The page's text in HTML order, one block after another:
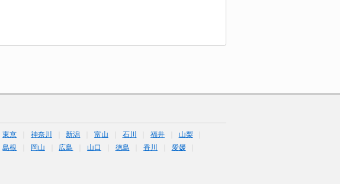
東京 神奈川 新潟 富山 石川 福井
山梨
島根 岡山 広島 山口 徳島 香川
愛媛